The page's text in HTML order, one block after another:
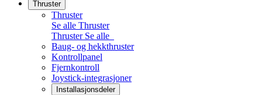
Thruster
Thruster
Se alle Thruster
Thruster Se alle
Baug- og hekkthruster
Kontrollpanel
Fjernkontroll
Joystick-integrasjoner
Installasjonsdeler